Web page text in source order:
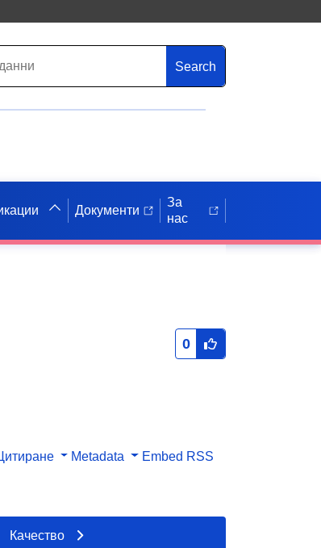
Search
Документи
За
нас
0
Metadata Embed RSS
Качество